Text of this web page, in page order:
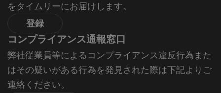
をタイムリーにお届けします。
登録
コンプライアンス通報窓口
弊社従業員等によるコンプライアンス違反行為また
はその疑いがある行為を発見された際は下記よりご
連絡ください。